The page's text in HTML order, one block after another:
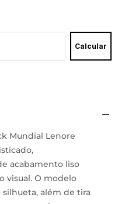
Calcular
Mundial Lenore
acabamento liso
visual. O modelo
além de tira